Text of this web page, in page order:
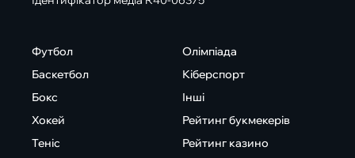
Футбол
Баскетбол
Бокс
Хокей
Теніс
Олімпіада
Кіберспорт
Інші
Рейтинг букмекерів
Рейтинг казино